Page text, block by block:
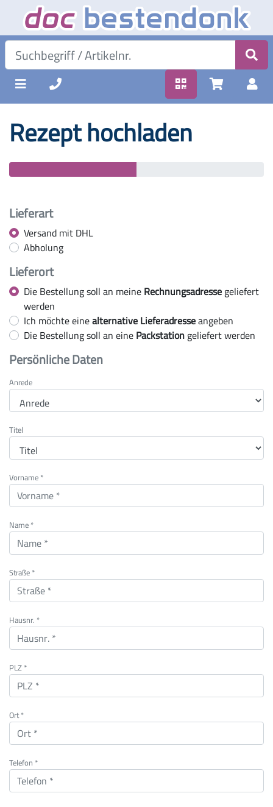
Rezept hochladen
Lieferart
Versand mit DHL
Abholung
Lieferort
Die Bestellung soll an meineRechnungsadressegeliefert
werden
Ich möchte einealternative Lieferadresseangeben
Die Bestellung soll an einePackstationgeliefert werden
Persönliche Daten
Anrede
Titel
Vorname *
Name *
Straße *
Hausnr. *
PLZ *
Ort *
Telefon *